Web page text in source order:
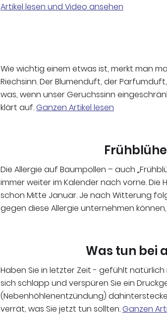
Artikel lesen und Video ansehen
Wie wichtig einem etwas ist, merkt man
Riechsinn. Der Blumenduft, der
was, wenn unser Geruchssinn
klärt auf.Ganzen Artikel lesen
Die Allergie auf Baumpollen – auch
immer weiter im Kalender nach vorne. Die
schon Mitte Januar. Je nach Witterung
gegen diese Allergie unternehmen
Was tun bei
Haben Sie in letzter Zeit - gefühlt
sich schlapp und verspüren Sie ein
(Nebenhöhlenentzündung)
verrät, was Sie jetzt tun sollten.Ganzen